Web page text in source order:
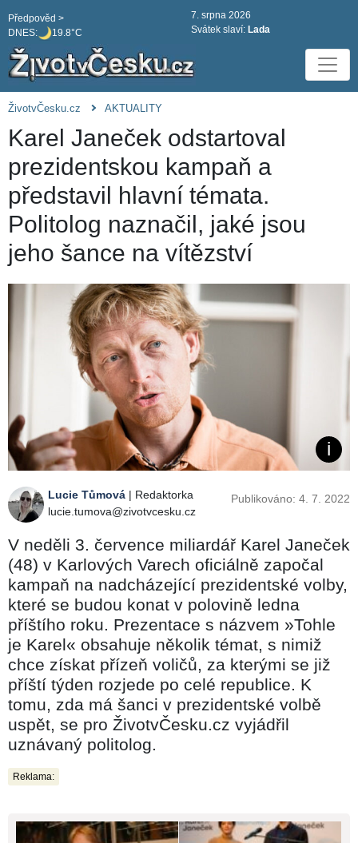
DNES: 19.8°C
Předpověd >
7. srpna 2026
Svátek slaví: Lada
ŽivotvČesku.cz AKTUALITY
Karel Janeček odstartoval
prezidentskou kampaň a
představil hlavní témata.
Politolog naznačil, jaké jsou
jeho šance na vítězství
Lucie Tůmová | Redaktorka
lucie.tumova@zivotvcesku.cz
Publikováno: 4. 7. 2022
V neděli 3. července miliardář Karel Janeček
(48) v Karlových Varech oficiálně započal
kampaň na nadcházející prezidentské volby,
které se budou konat v polovině ledna
příštího roku. Prezentace s názvem »Tohle
je Karel« obsahuje několik témat, s nimiž
chce získat přízeň voličů, za kterými se již
příští týden rozjede po celé republice. K
tomu, zda má šanci v prezidentské volbě
uspět, se pro ŽivotvČesku.cz vyjádřil
uznávaný politolog.
Reklama: